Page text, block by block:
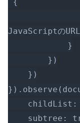
JavaScriptの
}
})
})
childList:
subtree: